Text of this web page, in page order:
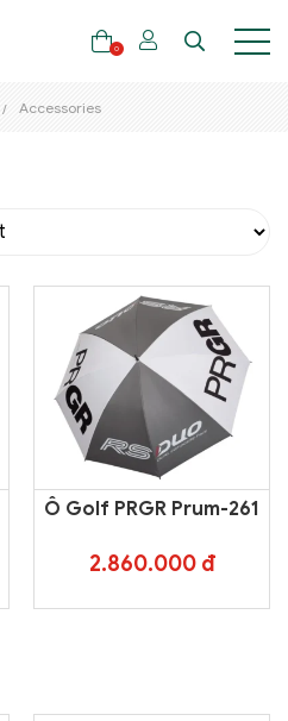
0
Accessories
Ô Golf PRGR Prum-261
2.860.000 đ